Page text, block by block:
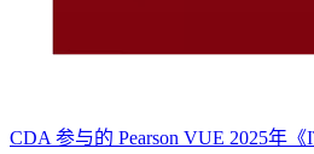
CDA 参与的 Pearson VUE 2025年